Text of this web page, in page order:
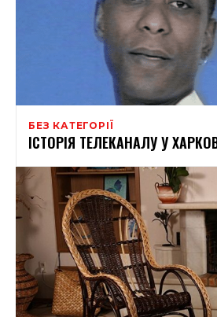
БЕЗ КАТЕГОРІЇ
ІСТОРІЯ ТЕЛЕКАНАЛУ У